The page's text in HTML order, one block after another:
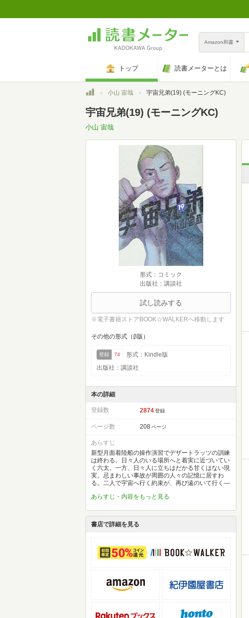
Amazon和書
トップ 読書メーターとは
トップ小山 宙哉 宇宙兄弟(19) (モーニングKC)
宇宙兄弟(19) (モーニングKC)
小山 宙哉
形式：コミック
出版社：講談社
試し読みする
※電子書籍ストアBOOK☆WALKERへ移動します
その他の形式（β版）
登録 74
形式：Kindle版
出版社：講談社
本の詳細
登録数 2874 登録
ページ数 208 ページ
あらすじ
新型月面着陸船の操作演習でデザートラッツの訓練
は終わる。日々人のいる場所へと着実に近づいてい
く六太。一方、日々人に立ちはだかる甘くはない現
実。忌まわしい事故が周囲の人々の記憶に居すわ
る。二人で宇宙へ行く約束が、再び遠のいて行く―
あらすじ・内容をもっと見る
書店で詳細を見る